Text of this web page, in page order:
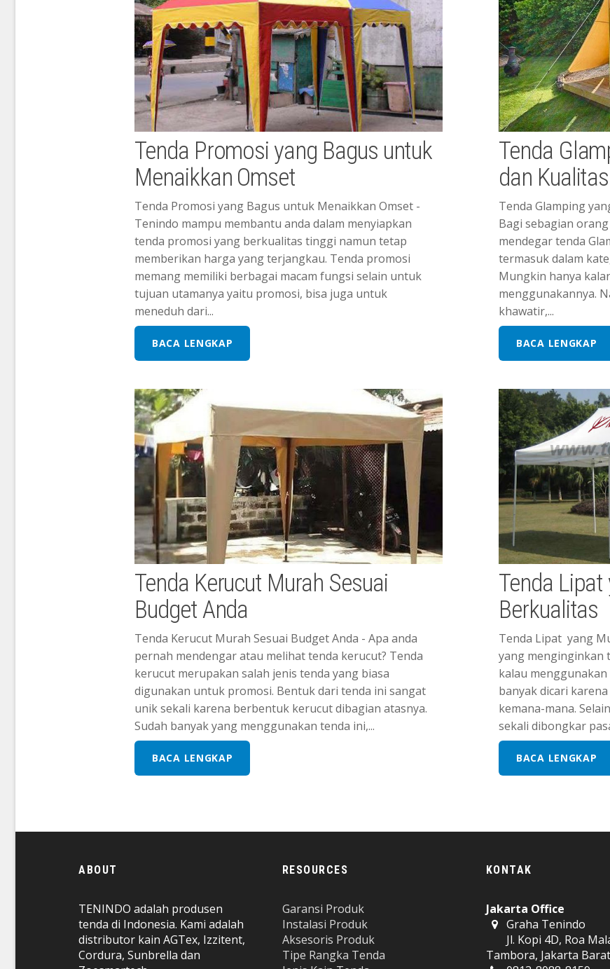
Tenda Promosi yang Bagus untuk
Menaikkan Omset
Tenda Promosi yang Bagus untuk Menaikkan Omset -
Tenindo mampu membantu anda dalam menyiapkan
tenda promosi yang berkualitas tinggi namun tetap
memberikan harga yang terjangkau. Tenda promosi
memang memiliki berbagai macam fungsi selain untuk
tujuan utamanya yaitu promosi, bisa juga untuk
meneduh dari...
BACA LENGKAP
Tenda
dan
Tenda Glamping
Bagi sebagian
mendegar tenda
termasuk dalam
Mungkin hanya
menggunakannya.
khawatir,...
BACA LENGKAP
Tenda Kerucut Murah Sesuai
Budget Anda
Tenda Kerucut Murah Sesuai Budget Anda - Apa anda
pernah mendengar atau melihat tenda kerucut? Tenda
kerucut merupakan salah jenis tenda yang biasa
digunakan untuk promosi. Bentuk dari tenda ini sangat
unik sekali karena berbentuk kerucut dibagian atasnya.
Sudah banyak yang menggunakan tenda ini,...
BACA LENGKAP
Tenda
Berkualitas
Tenda Lipat yang
yang menginginkan
kalau
banyak dicari
kemana-mana.
sekali dibongkar
BACA LENGKAP
ABOUT
TENINDO adalah produsen
tenda di Indonesia. Kami adalah
distributor kain AGTex, Izzitent,
Cordura, Sunbrella dan
RESOURCES
Garansi Produk
Instalasi Produk
Aksesoris Produk
Tipe Rangka Tenda
KONTAK
Jakarta Office
Graha Tenindo
Jl. Kopi 4D, Roa
Tambora, Jakarta Barat